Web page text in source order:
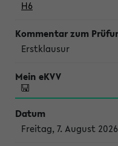
H6
Erstklausur
Freitag, 7. August 2026